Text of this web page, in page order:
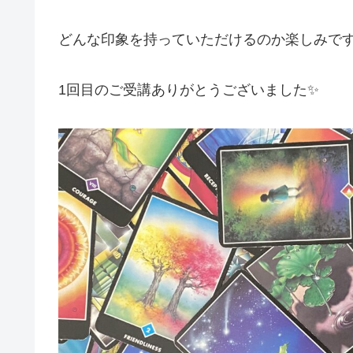
どんな印象を持っていただけるのか楽しみで
1回目のご受講ありがとうございました✨